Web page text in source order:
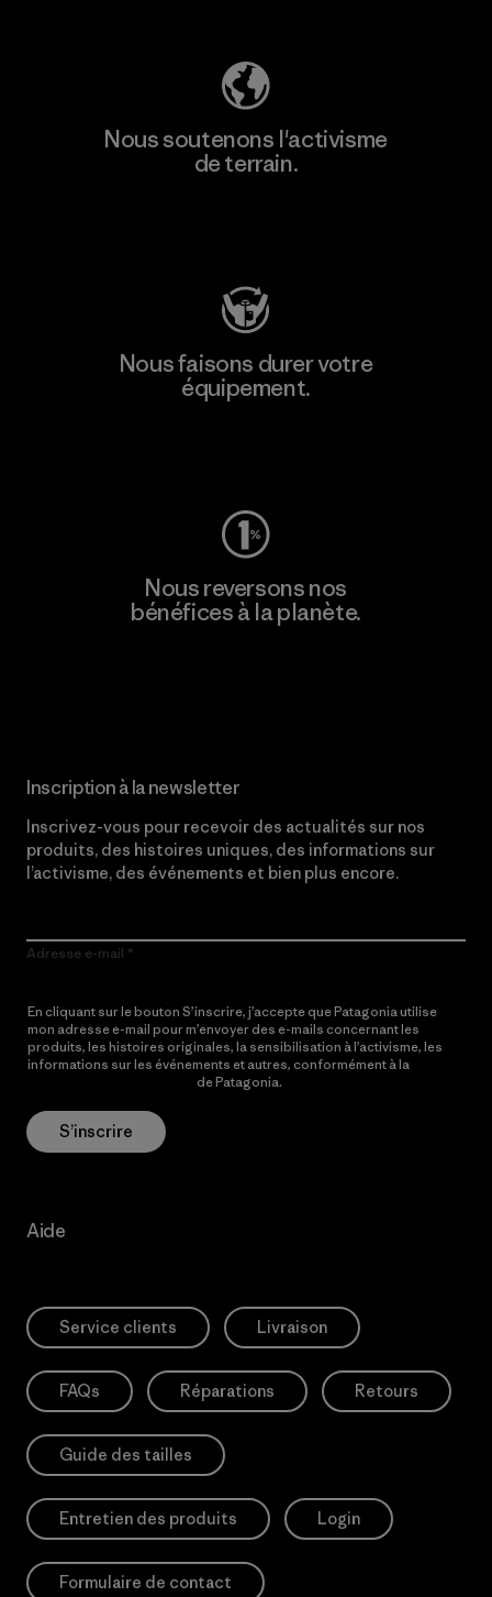
Nous soutenons l'activisme
de terrain.
Nous faisons durer votre
équipement.
Nous reversons nos
bénéfices à la planète.
Inscription à la newsletter
Inscrivez-vous pour recevoir des actualités sur nos
produits, des histoires uniques, des informations sur
l’activisme, des événements et bien plus encore.
Adresse e-mail
En cliquant sur le bouton S’inscrire, j’accepte que Patagonia utilise
mon adresse e-mail pour m’envoyer des e-mails concernant les
produits, les histoires originales, la sensibilisation à l’activisme, les
informations sur les événements et autres, conformément à la
de Patagonia.
S’inscrire
Aide
Service clients Livraison
FAQs Réparations Retours
Guide des tailles
Entretien des produits Login
Formulaire de contact